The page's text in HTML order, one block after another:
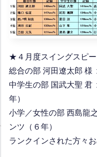
★４月度スイングスピ
総合の部 河田遼太郎 様
中学生の部 国武大聖 君
年）
小学／女性の部 西島龍
ンツ（６年）
ランクインされた方々